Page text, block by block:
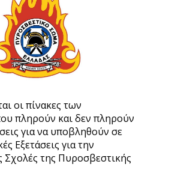
οι πίνακες των
πληρούν και δεν πληρούν
για να υποβληθούν σε
Εξετάσεις για την
Σχολές της Πυροσβεστικής